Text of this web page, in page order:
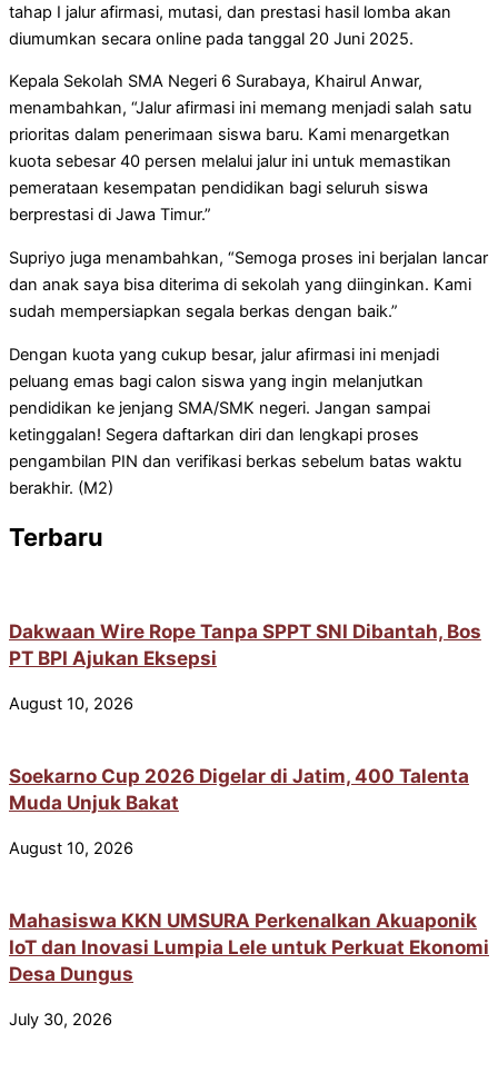
tahap I jalur afirmasi, mutasi, dan prestasi hasil lomba akan
diumumkan secara online pada tanggal 20 Juni 2025.
Kepala Sekolah SMA Negeri 6 Surabaya, Khairul Anwar,
menambahkan, “Jalur afirmasi ini memang menjadi salah satu
prioritas dalam penerimaan siswa baru. Kami menargetkan
kuota sebesar 40 persen melalui jalur ini untuk memastikan
pemerataan kesempatan pendidikan bagi seluruh siswa
berprestasi di Jawa Timur.”
Supriyo juga menambahkan, “Semoga proses ini berjalan lancar
dan anak saya bisa diterima di sekolah yang diinginkan. Kami
sudah mempersiapkan segala berkas dengan baik.”
Dengan kuota yang cukup besar, jalur afirmasi ini menjadi
peluang emas bagi calon siswa yang ingin melanjutkan
pendidikan ke jenjang SMA/SMK negeri. Jangan sampai
ketinggalan! Segera daftarkan diri dan lengkapi proses
pengambilan PIN dan verifikasi berkas sebelum batas waktu
berakhir. (M2)
Terbaru
Dakwaan Wire Rope Tanpa SPPT SNI Dibantah, Bos
PT BPI Ajukan Eksepsi
August 10, 2026
Soekarno Cup 2026 Digelar di Jatim, 400 Talenta
Muda Unjuk Bakat
August 10, 2026
Mahasiswa KKN UMSURA Perkenalkan Akuaponik
IoT dan Inovasi Lumpia Lele untuk Perkuat Ekonomi
Desa Dungus
July 30, 2026